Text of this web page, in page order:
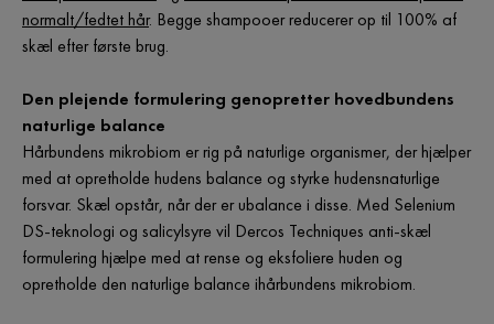
normalt/fedtet hår. Begge shampooer reducerer op til 100% af
skæl efter første brug.
Den plejende formulering genopretter hovedbundens
naturlige balance
Hårbundens mikrobiom er rig på naturlige organismer, der hjælper
med at opretholde hudens balance og styrke hudensnaturlige
forsvar. Skæl opstår, når der er ubalance i disse. Med Selenium
DS-teknologi og salicylsyre vil Dercos Techniques anti-skæl
formulering hjælpe med at rense og eksfoliere huden og
opretholde den naturlige balance ihårbundens mikrobiom.